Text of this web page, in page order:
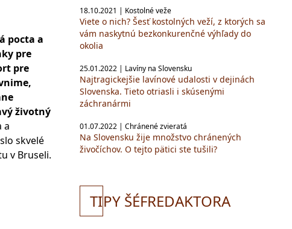
pocta a
pre
pre
životný
a
skvelé
v Bruseli.
18.10.2021 | Kostolné veže
Viete o nich? Šesť kostolných veží, z ktorých sa
vám naskytnú bezkonkurenčné výhľady do
okolia
25.01.2022 | Lavíny na Slovensku
Najtragickejšie lavínové udalosti v dejinách
Slovenska. Tieto otriasli i skúsenými
záchranármi
01.07.2022 | Chránené zvieratá
Na Slovensku žije množstvo chránených
živočíchov. O tejto pätici ste tušili?
TIPY ŠÉFREDAKTORA